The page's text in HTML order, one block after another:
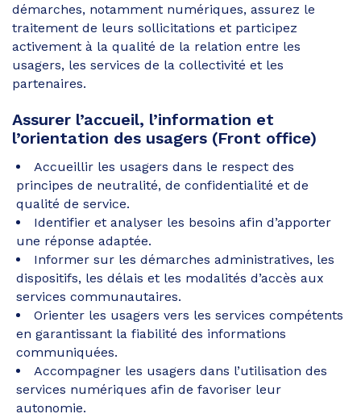
démarches, notamment numériques, assurez le
traitement de leurs sollicitations et participez
activement à la qualité de la relation entre les
usagers, les services de la collectivité et les
partenaires.
Assurer l’accueil, l’information et
l’orientation des usagers (Front office)
Accueillir les usagers dans le respect des
principes de neutralité, de confidentialité et de
qualité de service.
Identifier et analyser les besoins afin d’apporter
une réponse adaptée.
Informer sur les démarches administratives, les
dispositifs, les délais et les modalités d’accès aux
services communautaires.
Orienter les usagers vers les services compétents
en garantissant la fiabilité des informations
communiquées.
Accompagner les usagers dans l’utilisation des
services numériques afin de favoriser leur
autonomie.